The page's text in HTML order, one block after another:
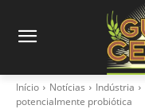
Início Notícias Indústria
potencialmente probiótica